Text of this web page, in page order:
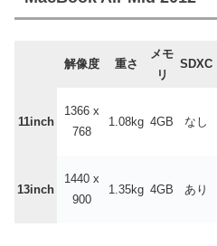
解像度 重さ
メモ
リ
SDXC
11inch
1366 x
768
1.08kg 4GB なし
13inch
1440 x
900
1.35kg 4GB あり